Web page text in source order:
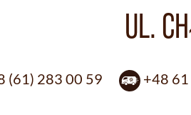
UL.
(61) 283 00 59 +48